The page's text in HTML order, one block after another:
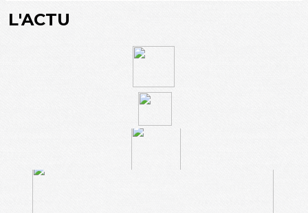
L'ACTU